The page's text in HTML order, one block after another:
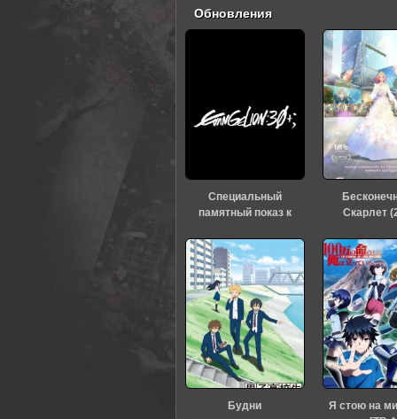
Обновления
Специальный
памятный показ к
«Евангелиона» (2026)
Скарлет
Будни
Я стою на